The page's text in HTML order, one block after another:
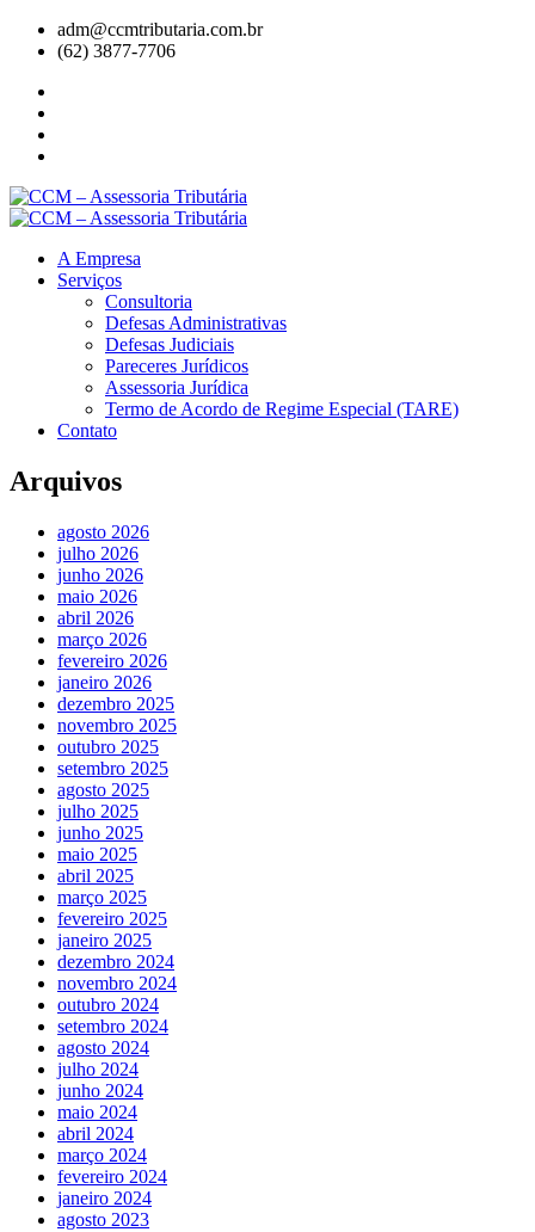
adm@ccmtributaria.com.br
(62) 3877-7706
A Empresa
Serviços
Consultoria
Defesas Administrativas
Defesas Judiciais
Pareceres Jurídicos
Assessoria Jurídica
Termo de Acordo de Regime Especial (TARE)
Contato
Arquivos
agosto 2026
julho 2026
junho 2026
maio 2026
abril 2026
março 2026
fevereiro 2026
janeiro 2026
dezembro 2025
novembro 2025
outubro 2025
setembro 2025
agosto 2025
julho 2025
junho 2025
maio 2025
abril 2025
março 2025
fevereiro 2025
janeiro 2025
dezembro 2024
novembro 2024
outubro 2024
setembro 2024
agosto 2024
julho 2024
junho 2024
maio 2024
abril 2024
março 2024
fevereiro 2024
janeiro 2024
agosto 2023